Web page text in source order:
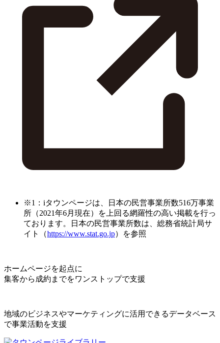
※1：iタウンページは、日本の民営事業所数516万事業
所（2021年6月現在）を上回る網羅性の高い掲載を行っ
ております。日本の民営事業所数は、総務省統計局サ
イト（https://www.stat.go.jp）を参照
ホームページを起点に
集客から成約までをワンストップで支援
地域のビジネスやマーケティングに活用できるデータベース
で事業活動を支援